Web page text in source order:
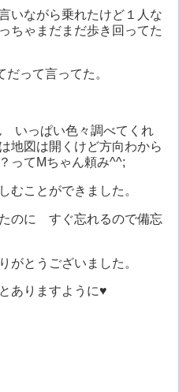
いながら乗れたけど１人な
ゃまだまだ歩き回ってた
って言ってた。
いっぱい色々調べてくれ
図は開くけど方向わから
ってMちゃん頼み^^;
ことができました。
のに すぐ忘れるので備忘
とうございました。
ありますように♥